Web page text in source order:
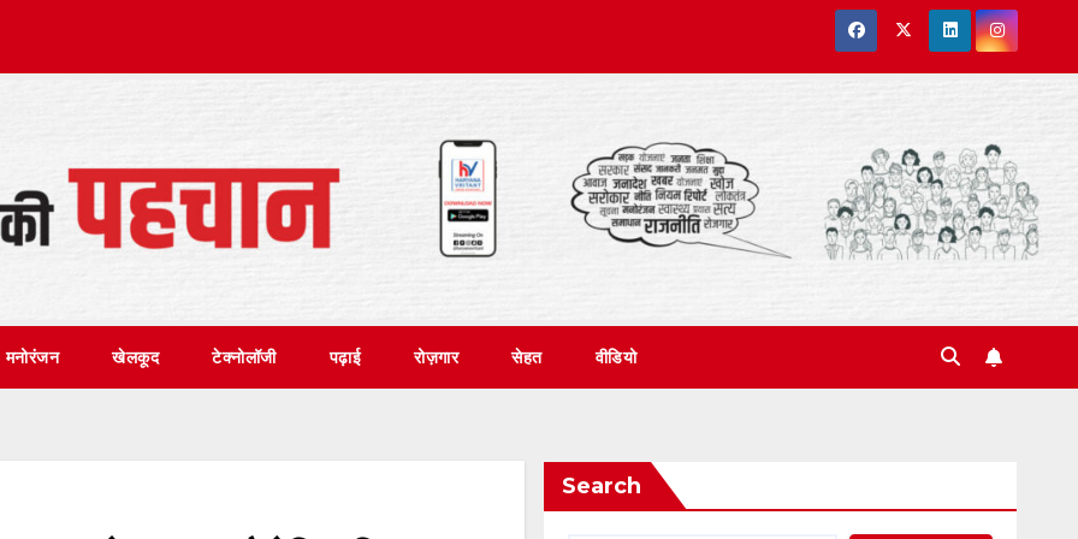
मनोरंजन खेलकूद टेक्नोलॉजी पढ़ाई रोज़गार सेहत वीडियो
Search